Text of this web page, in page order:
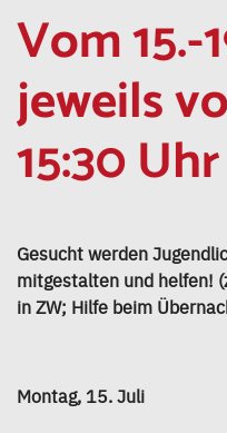
Vom 15.-
jeweils
15:30 Uhr
Gesucht werden
mitgestalten und helfen!
in ZW; Hilfe beim
Montag, 15. Juli